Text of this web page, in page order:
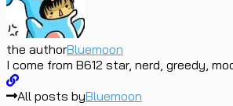
the authorBluemoon
I come from B612 star, nerd, greedy,
All posts byBluemoon